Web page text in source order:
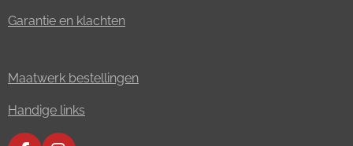
Garantie en klachten
Maatwerk bestellingen
Handige links